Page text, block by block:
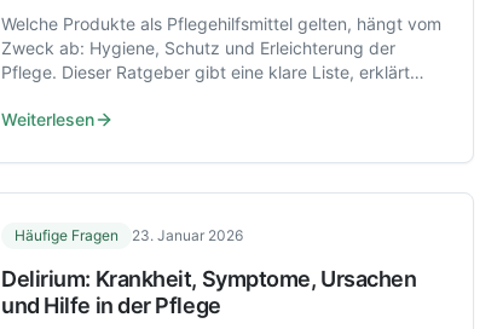
Welche Produkte als Pflegehilfsmittel gelten, hängt vom
Zweck ab: Hygiene, Schutz und Erleichterung der
Pflege. Dieser Ratgeber gibt eine klare Liste, erklärt
Weiterlesen
Häufige Fragen 23. Januar 2026
Delirium: Krankheit, Symptome, Ursachen
und Hilfe in der Pflege